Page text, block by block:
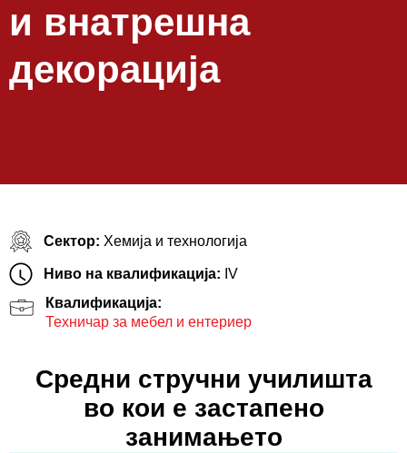
и внатрешна
декорација
Сектор: Хемија и технологија
Ниво на квалификација: IV
Квалификација:
Техничар за мебел и ентериер
Средни стручни училишта
во кои е застапено
занимањето